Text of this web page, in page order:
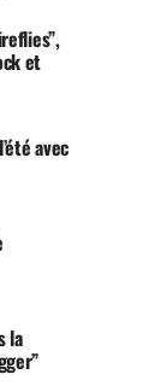
et
avec
la